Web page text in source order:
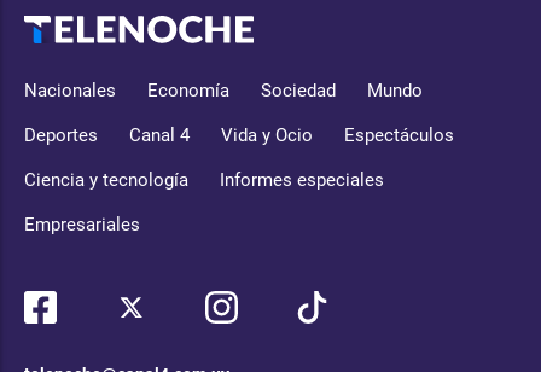
Nacionales Economía Sociedad Mundo
Deportes Canal 4 Vida y Ocio Espectáculos
Ciencia y tecnología Informes especiales
Empresariales